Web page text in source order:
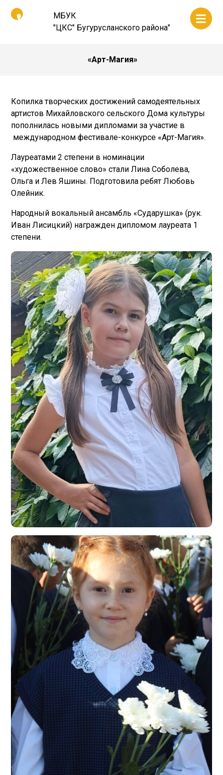
МБУК
"ЦКС" Бугурусланского района"
«Арт-Магия»
Копилка творческих достижений самодеятельных
артистов Михайловского сельского Дома культуры
пополнилась новыми дипломами за участие в
международном фестивале-конкурсе «Арт-Магия».
Лауреатами 2 степени в номинации
«художественное слово» стали Лина Соболева,
Ольга и Лев Яшины. Подготовила ребят Любовь
Олейник.
Народный вокальный ансамбль «Сударушка» (рук.
Иван Лисицкий) награжден дипломом лауреата 1
степени.